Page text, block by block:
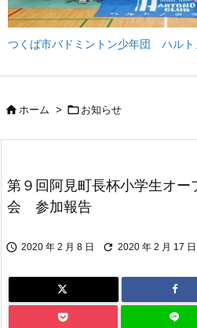
つくば市バドミントン少年団 ハルト
ホーム >  お知らせ
第９回阿見町長杯小学生オー
会 参加報告
 2020 年 2 月 8 日  2020 年 2 月 17 日